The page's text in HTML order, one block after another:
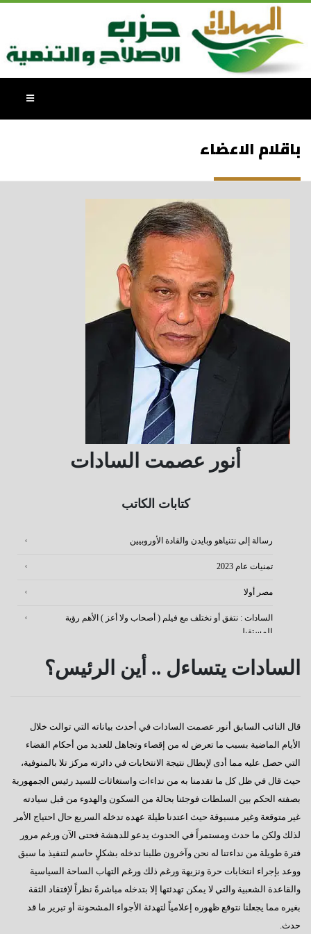
باقلام الاعضاء
أنور عصمت السادات
كتابات الكاتب
رسالة إلى نتنياهو وبايدن والقادة الأوروبيين
تمنيات عام 2023
مصر أولا
السادات : نتفق أو نختلف مع فيلم ( أصحاب ولا أعز ) الأهم رؤية
للمستقبل
كفانا إدانات
رسالة إلى النائب / على عبد العال
كورونا وأخواتها كشفوا هشاشة كيانات عربية كبرى
إفتكاسة أبو شقة إحدى عجائب وغرائب البرلمان
هذا هو المتوقع والمنتظر
إطلالة عام جديد
تغييب القوى الوطنية
هل يطول الإنتظار ؟
السادات يتساءل .. أين الرئيس؟
قال النائب السابق أنور عصمت السادات في أحدث بياناته التي توالت خلال
الأيام الماضية بسبب ما تعرض له من إقصاء وتجاهل للعديد من أحكام القضاء
التي حصل عليه مما أدى لإبطال نتيجة الانتخابات في دائرته مركز تلا بالمنوفية،
حيث قال في ظل كل ما تقدمنا به من نداءات واستغاثات للسيد رئيس الجمهورية
بصفته الحكم بين السلطات فوجئنا بحالة من السكون والهدوء من قبل سيادته
غير متوقعة وغير مسبوقة حيث اعتدنا طيلة عهده تدخله السريع حال احتياج الأمر
لذلك ولكن ما حدث ومستمراً في الحدوث يدعو للدهشة فحتى الآن ورغم مرور
فترة طويلة من نداءتنا له نحن وآخرون طلبنا تدخله بشكلٍ حاسم لتنفيذ ما سبق
ووعد بإجراء انتخابات حرة ونزيهة ورغم ذلك ورغم التهاب الساحة السياسية
والقاعدة الشعبية والتي لا يمكن تهدئتها إلا بتدخله مباشرةً نظراً لإفتقاد الثقة
بغيره مما يجعلنا نتوقع ظهوره إعلامياً لتهدئة الأجواء المشحونة أو تبرير ما قد
حدث.